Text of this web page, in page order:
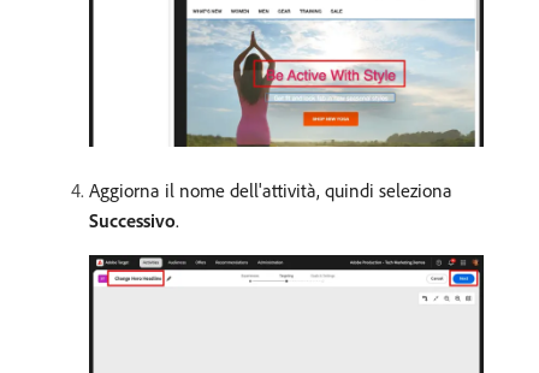
Aggiorna il nome dell'attività, quindi seleziona
Successivo.